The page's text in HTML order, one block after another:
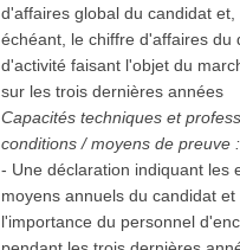
d'affaires global du candidat et,
échéant, le chiffre d'affaires du
d'activité faisant l'objet du
sur les trois dernières années
Capacités techniques et
conditions / moyens de preuve :
- Une déclaration indiquant les
moyens annuels du candidat et
l'importance du personnel